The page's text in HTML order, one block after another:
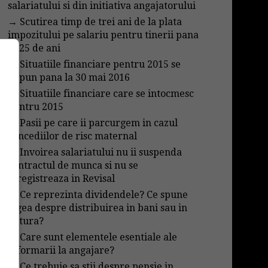
salariatului si din initiativa angajatorului
→ Scutirea timp de trei ani de la plata
impozitului pe salariu pentru tinerii pana
in 25 de ani
Situatiile financiare pentru 2015 se
depun pana la 30 mai 2016
Situatiile financiare care se intocmesc
pentru 2015
→Pasii pe care ii parcurgem in cazul
concediilor de risc maternal
→Invoirea salariatului nu ii suspenda
contractul de munca si nu se
inregistreaza in Revisal
Ce reprezinta dividendele? Ce spune
legea despre distribuirea in bani sau in
natura?
Care sunt elementele esentiale ale
informarii la angajare?